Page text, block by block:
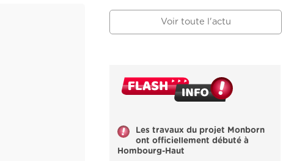
Voir toute l'actu
Les travaux du projet Monborn
ont officiellement débuté à
Hombourg-Haut